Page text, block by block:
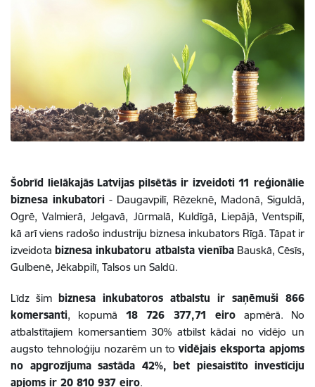
Šobrīd lielākajās Latvijas pilsētās ir izveidoti 11 reģionālie
biznesa inkubatori - Daugavpilī, Rēzeknē, Madonā, Siguldā,
Ogrē, Valmierā, Jelgavā, Jūrmalā, Kuldīgā, Liepājā, Ventspilī,
kā arī viens radošo industriju biznesa inkubators Rīgā. Tāpat ir
izveidotabiznesa inkubatoru atbalsta vienībaBauskā, Cēsīs,
Gulbenē, Jēkabpilī, Talsos un Saldū.
Līdz šim biznesa inkubatoros atbalstu ir saņēmuši 866
komersanti, kopumā 18 726 377,71 eiro apmērā. No
atbalstītajiem komersantiem 30% atbilst kādai no vidējo un
augsto tehnoloģiju nozarēm un tovidējais eksporta apjoms
no apgrozījuma sastāda 42%, bet piesaistīto investīciju
apjoms ir 20 810 937 eiro.